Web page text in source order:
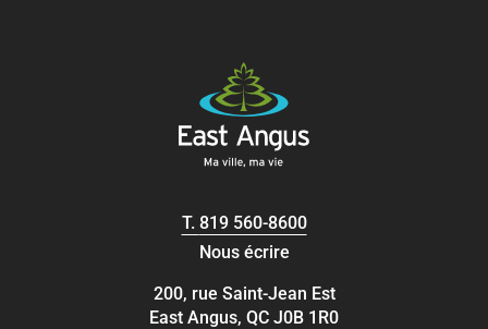
T. 819 560-8600
Nous écrire
200, rue Saint-Jean Est
East Angus, QC J0B 1R0